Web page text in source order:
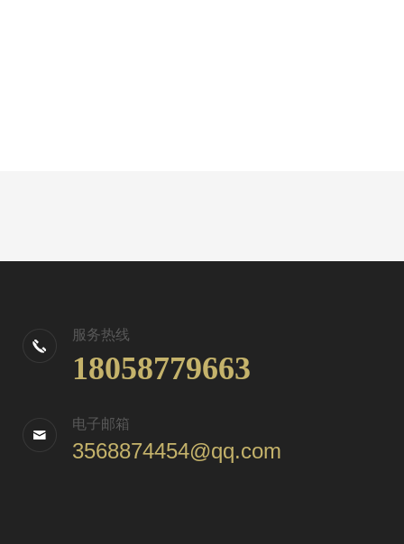
服务热线
18058779663
电子邮箱
3568874454@qq.com